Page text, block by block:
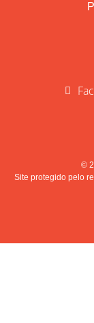
©
Site protegido pelo